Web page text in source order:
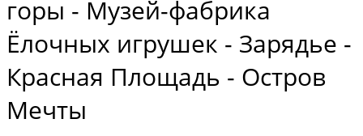
горы - Музей-фабрика
Ёлочных игрушек - Зарядье -
Красная Площадь - Остров
Мечты